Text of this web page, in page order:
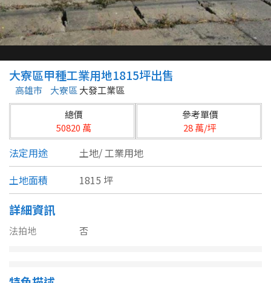
2026 台中降價好屋限量釋出
2026 台南降價好屋限量釋出
2026 高雄降價好屋限量釋出
縣市
不限
台北市
基隆市
新北市
宜蘭縣
區域
類型(可複選)
別墅
大寮區甲種工業用地1815坪出售
高雄市 大寮區 大發工業區
總價
50820 萬
參考單價
28 萬/坪
法定用途 土地/工業用地
土地面積
1815 坪
詳細資訊
法拍地 否